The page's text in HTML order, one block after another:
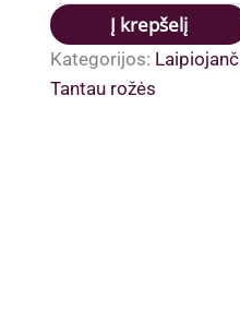
Perennial
Rosali
plikomis
Į krepšelį
Kategorijos:
Tantau rožės